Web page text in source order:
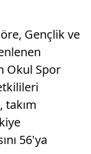
Gençlik ve
Okul Spor
takım
56'ya